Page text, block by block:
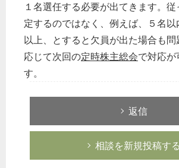
１名選任する必要が出てきます。
定するのではなく、例えば、５名以
以上、とすると欠員が出た場合も
応じて次回の定時株主総会で対応が
す。
返信
相談を新規投稿する